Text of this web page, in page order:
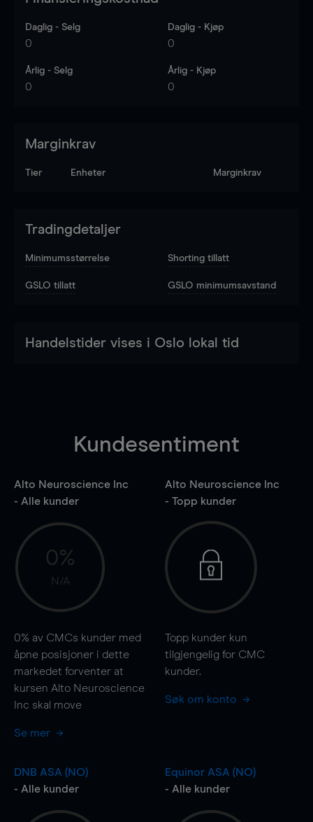
Daglig - Selg
0
Daglig - Kjøp
0
Årlig - Selg
0
Årlig - Kjøp
0
Marginkrav
Tier Enheter Marginkrav
Tradingdetaljer
Minimumsstørrelse Shorting tillatt
GSLO tillatt GSLO minimumsavstand
Handelstider vises i Oslo lokal tid
Kundesentiment
Alto Neuroscience Inc
- Alle kunder
0%
N/A
0% av CMCs kunder med
åpne posisjoner i dette
markedet forventer at
kursen Alto Neuroscience
Inc skal move
Se mer
Alto Neuroscience Inc
- Topp kunder
Topp kunder kun
tilgjengelig for CMC
kunder.
Søk om konto
DNB ASA (NO)
- Alle kunder
Equinor ASA (NO)
- Alle kunder